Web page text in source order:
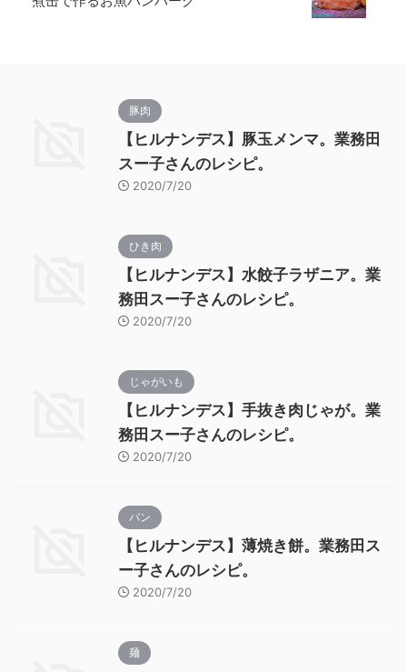
豚肉
【ヒルナンデス】豚玉メンマ。業務田
スー子さんのレシピ。
2020/7/20
ひき肉
【ヒルナンデス】水餃子ラザニア。業
務田スー子さんのレシピ。
2020/7/20
じゃがいも
【ヒルナンデス】手抜き肉じゃが。業
務田スー子さんのレシピ。
2020/7/20
パン
【ヒルナンデス】薄焼き餅。業務田ス
ー子さんのレシピ。
2020/7/20
麺